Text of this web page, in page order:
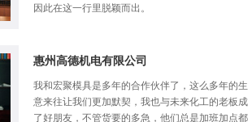
因此在这一行里脱颖而出。
惠州高德机电有限公司
我和宏聚模具是多年的合作伙伴了，这么多年的生
意来往让我们更加默契，我也与未来化工的老板成
了好朋友，不管货要的多急，他们总是加班加点都